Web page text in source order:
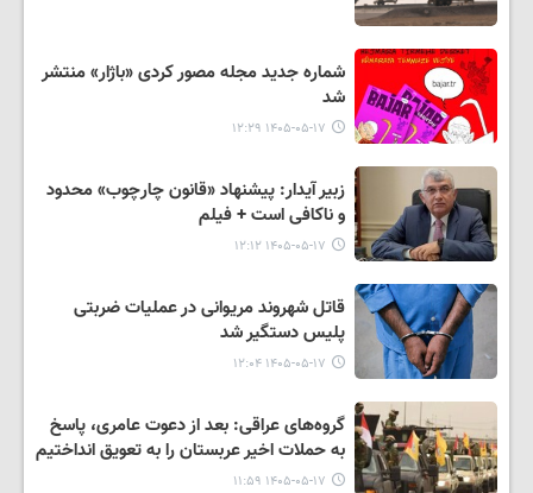
شماره جدید مجله مصور کردی «باژار» منتشر
شد
۱۴۰۵-۰۵-۱۷ ۱۲:۲۹
زبیر آیدار: پیشنهاد «قانون چارچوب» محدود
و ناکافی است + فیلم
۱۴۰۵-۰۵-۱۷ ۱۲:۱۲
قاتل شهروند مریوانی در عملیات ضربتی
پلیس دستگیر شد
۱۴۰۵-۰۵-۱۷ ۱۲:۰۴
گروه‌های عراقی: بعد از دعوت عامری، پاسخ
به حملات اخیر عربستان را به تعویق انداختیم
۱۴۰۵-۰۵-۱۷ ۱۱:۵۹